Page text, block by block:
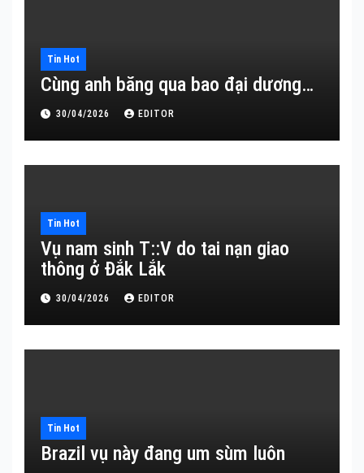
Tin Hot
Cùng anh băng qua bao đại dương…
30/04/2026 EDITOR
Tin Hot
Vụ nam sinh T::V do tai nạn giao
thông ở Đắk Lắk
30/04/2026 EDITOR
Tin Hot
Brazil vụ này đang um sùm luôn